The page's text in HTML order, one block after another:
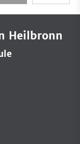
Heilbronn